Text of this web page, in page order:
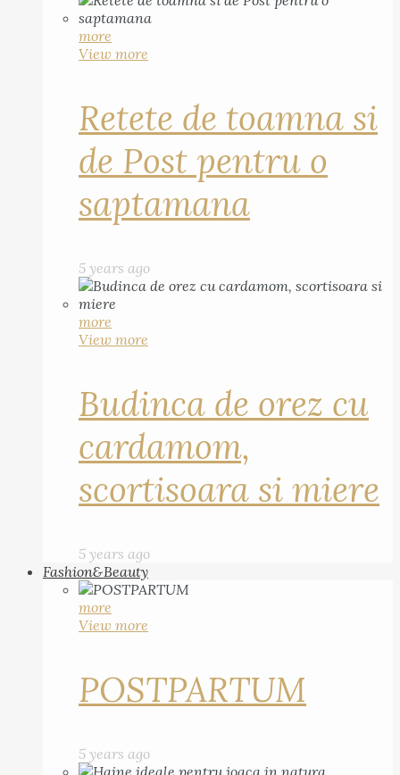
more
View more
Retete de toamna si
de Post pentru o
saptamana
5 years ago
more
View more
Budinca de orez cu
cardamom,
scortisoara si miere
5 years ago
Fashion&Beauty
more
View more
POSTPARTUM
5 years ago